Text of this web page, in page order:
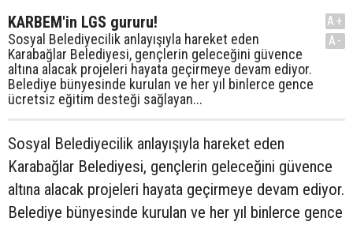
KARBEM'in LGS gururu!
Sosyal Belediyecilik anlayışıyla hareket eden
Karabağlar Belediyesi, gençlerin geleceğini güvence
altına alacak projeleri hayata geçirmeye devam ediyor.
Belediye bünyesinde kurulan ve her yıl binlerce gence
ücretsiz eğitim desteği sağlayan...
A+
A-
Sosyal Belediyecilik anlayışıyla hareket eden
Karabağlar Belediyesi, gençlerin geleceğini güvence
altına alacak projeleri hayata geçirmeye devam ediyor.
Belediye bünyesinde kurulan ve her yıl binlerce gence